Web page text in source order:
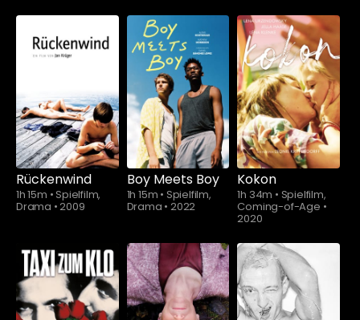
Rückenwind
1h 15m • Spielfilm,
Drama •2009
Boy Meets Boy
1h 15m • Spielfilm,
Drama • 2022
Kokon
1h 34m • Spielfilm,
Coming-of-Age •
2020
Schauen Sie
Schauen Sie